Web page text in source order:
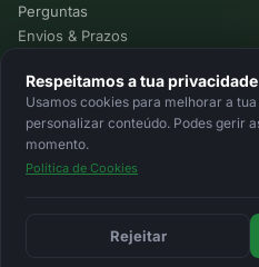
Perguntas
Envios & Prazos
Devoluções
Minha Conta
© 2026 Ecolivros. Todos os direitos
Respeitamos a tua privacidade
Usamos cookies para melhorar a
personalizar conteúdo. Podes gerir
momento.
Política de Cookies
Rejeitar